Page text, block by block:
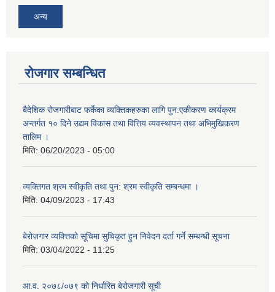
अन्य
रोजगार सम्बन्धित
बैदेशिक रोजगारीबाट फर्केका व्यक्तिकहरुका लागि पुन:एकीकरण कार्यक्रम
अन्तर्गत १० दिने उद्यम विकास तथा वित्तिय व्यवस्थापन तथा अभिमुखिकरण
तालिम ।
मिति: 06/20/2023 - 05:00
व्यक्तिगत श्रम स्वीकृति तथा पुन: श्रम स्वीकृति सम्बन्धमा ।
मिति: 04/09/2023 - 17:43
बेरोजगार व्यक्त्तिको सूचिमा सुचिकृत हुन निवेदन दर्ता गर्ने सम्बन्धी सूचना
मिति: 03/04/2022 - 11:25
आ.व. २०७८/०७९ को निर्धारित बेरोजगारी सूची